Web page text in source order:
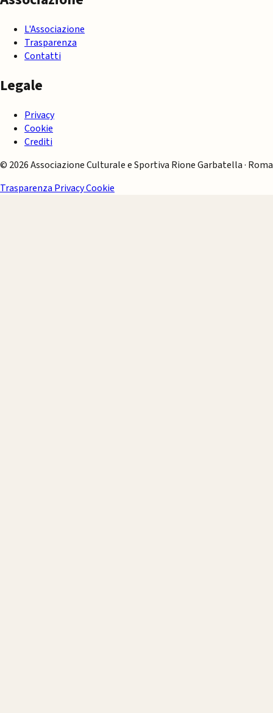
L'Associazione
Trasparenza
Contatti
Legale
Privacy
Cookie
Crediti
© 2026 Associazione Culturale e Sportiva Rione Garbatella · Roma
Trasparenza PrivacyCookie